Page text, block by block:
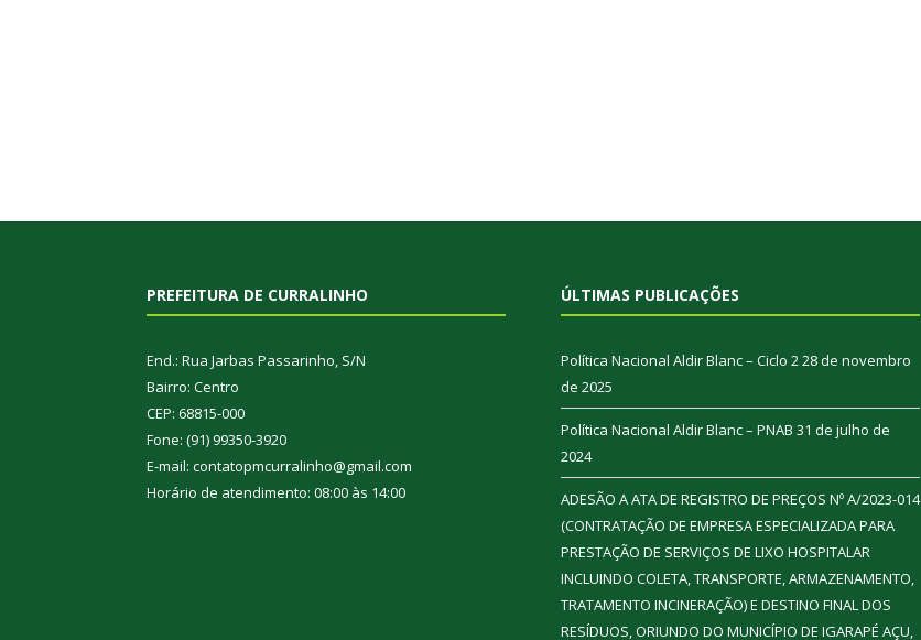
PREFEITURA DE CURRALINHO
End.: Rua Jarbas Passarinho, S/N
Bairro: Centro
CEP: 68815-000
Fone: (91) 99350-3920
E-mail: contatopmcurralinho@gmail.com
Horário de atendimento: 08:00 às 14:00
ÚLTIMAS PUBLICAÇÕES
Política Nacional Aldir Blanc – Ciclo 228 de novembro
de 2025
Política Nacional Aldir Blanc – PNAB 31 de julho de
2024
ADESÃO A ATA DE REGISTRO DE PREÇOS Nº A/2023-014
(CONTRATAÇÃO DE EMPRESA ESPECIALIZADA PARA
PRESTAÇÃO DE SERVIÇOS DE LIXO HOSPITALAR
INCLUINDO COLETA, TRANSPORTE, ARMAZENAMENTO,
TRATAMENTO INCINERAÇÃO) E DESTINO FINAL DOS
RESÍDUOS, ORIUNDO DO MUNICÍPIO DE IGARAPÉ AÇU,